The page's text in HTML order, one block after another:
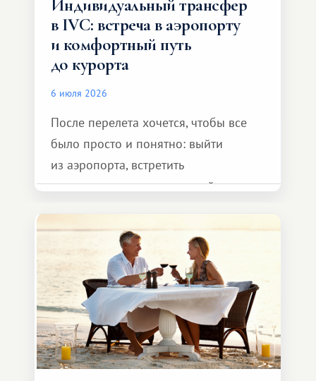
Индивидуальный трансфер
в IVC: встреча в аэропорту
и комфортный путь
до курорта
6 июля 2026
После перелета хочется, чтобы все
было просто и понятно: выйти
из аэропорта, встретить
представителя транспортной
и спокойно доехать до курорта.